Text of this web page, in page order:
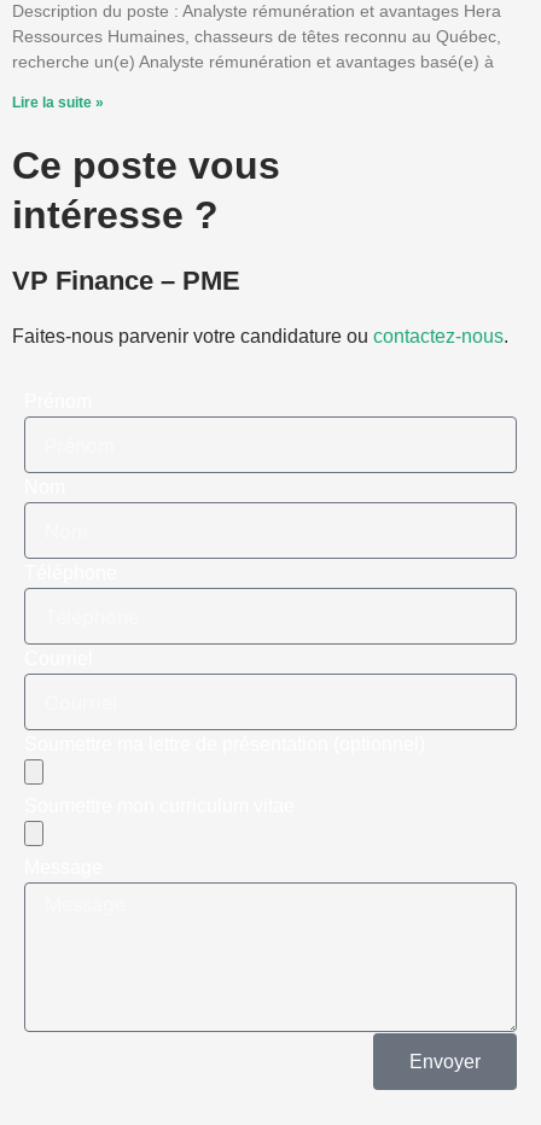
Description du poste : Analyste rémunération et avantages Hera
Ressources Humaines, chasseurs de têtes reconnu au Québec,
recherche un(e) Analyste rémunération et avantages basé(e) à
Lire la suite »
Ce poste vous
intéresse ?
VP Finance – PME
Faites-nous parvenir votre candidature ou contactez-nous.
Envoyer